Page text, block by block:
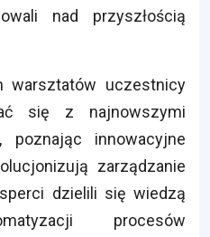
nad przyszłością
warsztatów uczestnicy
się z najnowszymi
innowacyjne
zarządzanie
dzielili się wiedzą
procesów